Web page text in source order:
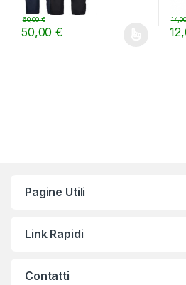
50,00€
60,00€
Questo prodotto ha più varianti.
Pagine Utili
Link Rapidi
Contatti